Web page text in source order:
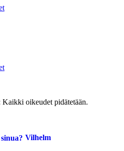
oikeudet pidätetään.
Vilhelm